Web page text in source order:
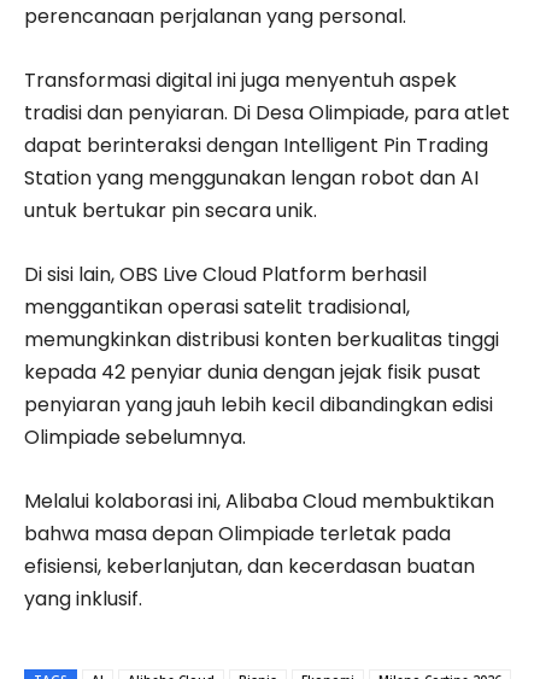
perencanaan perjalanan yang personal.
​Transformasi digital ini juga menyentuh aspek
tradisi dan penyiaran. Di Desa Olimpiade, para atlet
dapat berinteraksi dengan Intelligent Pin Trading
Station yang menggunakan lengan robot dan AI
untuk bertukar pin secara unik.
Di sisi lain, OBS Live Cloud Platform berhasil
menggantikan operasi satelit tradisional,
memungkinkan distribusi konten berkualitas tinggi
kepada 42 penyiar dunia dengan jejak fisik pusat
penyiaran yang jauh lebih kecil dibandingkan edisi
Olimpiade sebelumnya.
Melalui kolaborasi ini, Alibaba Cloud membuktikan
bahwa masa depan Olimpiade terletak pada
efisiensi, keberlanjutan, dan kecerdasan buatan
yang inklusif.